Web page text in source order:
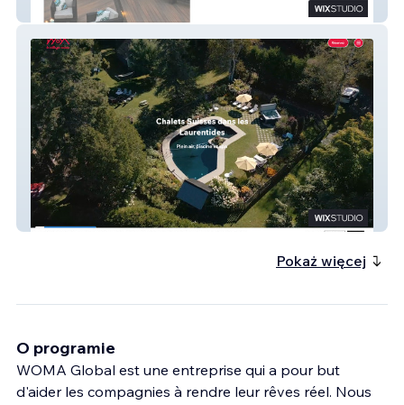
Patios Legare
Le Village Suisse
Pokaż więcej
O programie
WOMA Global est une entreprise qui a pour but
d'aider les compagnies à rendre leur rêves réel. Nous